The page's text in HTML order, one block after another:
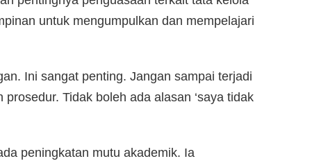
untuk mengumpulkan dan mempelajari
Ini sangat penting. Jangan sampai terjadi
Tidak boleh ada alasan ‘saya tidak
peningkatan mutu akademik. Ia